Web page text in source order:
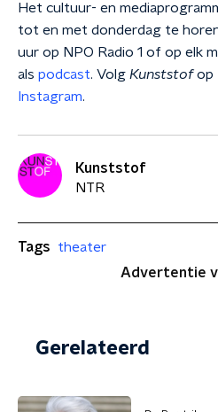
Het cultuur- en
tot en met donderdag te
uur op NPO Radio 1 of op elk
als podcast. Volg Kunststofop
Instagram.
Kunststof
NTR
Tags
theater
Advertentie
Gerelateerd